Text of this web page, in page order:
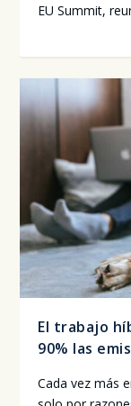
EU Sum­mit,
El trabajo
90% las
Cada vez más